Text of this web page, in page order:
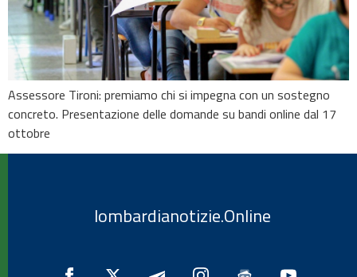
Assessore Tironi: premiamo chi si impegna con un sostegno
concreto. Presentazione delle domande su bandi online dal 17
ottobre
lombardianotizie.Online